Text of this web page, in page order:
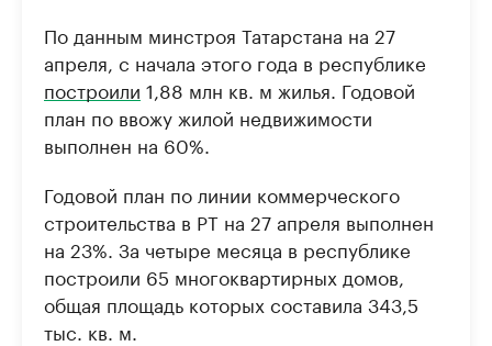
По данным минстроя Татарстана на 27
апреля, с начала этого года в республике
построили 1,88 млн кв. м жилья. Годовой
план по ввожу жилой недвижимости
выполнен на 60%.
Годовой план по линии коммерческого
строительства в РТ на 27 апреля выполнен
на 23%. За четыре месяца в республике
построили 65 многоквартирных домов,
общая площадь которых составила 343,5
тыс. кв. м.